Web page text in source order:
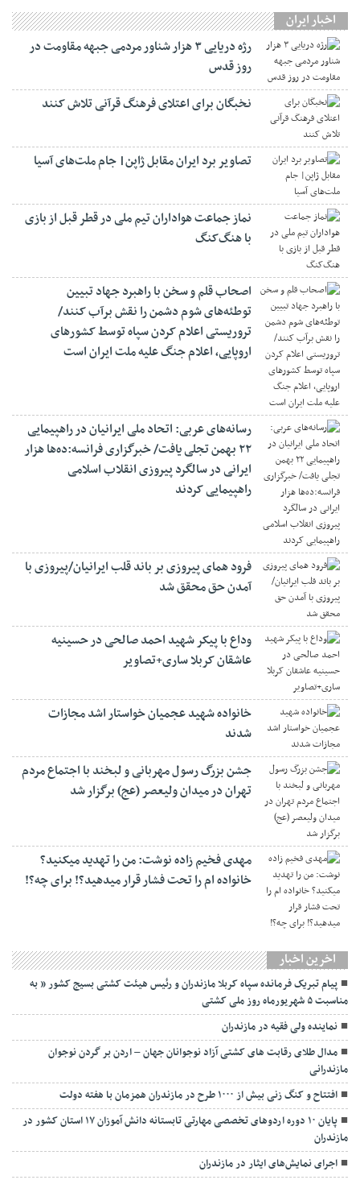
اخبار ایران
رژه دریایی ۳ هزار شناور مردمی جبهه مقاومت در
روز قدس
نخبگان برای اعتلای فرهنگ قرآنی تلاش کنند
تصاویر برد ایران مقابل ژاپن| جام ملت‌های آسیا
نماز جماعت هواداران تیم ملی در قطر قبل از بازی
با هنگ‌کنگ
اصحاب قلم و سخن با راهبرد جهاد تبیین
توطئه‌های شوم دشمن را نقش برآب کنند/
تروریستی اعلام کردن سپاه توسط کشورهای
اروپایی، اعلام جنگ علیه ملت ایران است
رسانه‌های عربی: اتحاد ملی ایرانیان در راهپیمایی
۲۲ بهمن تجلی یافت/ خبرگزاری فرانسه:ده‌ها هزار
ایرانی در سالگرد پیروزی انقلاب اسلامی
راهپیمایی کردند
فرود همای پیروزی بر باند قلب ایرانیان/پیروزی با
آمدن حق محقق شد
وداع با پیکر شهید احمد صالحی‌ در حسینیه
عاشقان کربلا ساری+تصاویر
خانواده شهید عجمیان خواستار اشد مجازات
شدند
جشن بزرگ رسول مهربانی و لبخند با اجتماع مردم
تهران در میدان ولیعصر (عج) برگزار شد
مهدی فخیم زاده نوشت: من را تهدید میکنید؟
خانواده ام را‌ تحت فشار قرار میدهید؟! برای چه؟!
اخرین اخبار
پیام تبریک فرمانده سپاه کربلا مازندران و رئیس هیئت کشتی بسیج کشور ” به
مناسبت ۵ شهریورماه روز ملی کشتی
نماينده ولی فقیه در مازندران
مدال طلای رقابت های کشتی آزاد نوجوانان جهان – اردن بر گردن نوجوان
مازندرانی
افتتاح و کنگ زنی بیش از ۱۰۰۰ طرح در مازندران همزمان با هفته دولت
پایان ۱۰ دوره اردوهای تخصصی مهارتی تابستانه دانش آموزان ۱۷ استان کشور در
مازندران
اجرای نمایش‌های ایثار در مازندران